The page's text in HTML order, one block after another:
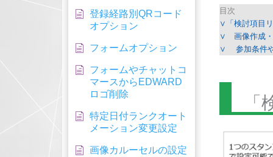
登録経路別QRコード
オプション
フォームオプション
フォームやチャットコ
マースからEDWARD
ロゴ削除
特定日付ランクオート
メーション変更設定
画像カルーセルの設定
目次
∨「検討項目
∨ 画像作成・
∨ 参加条件